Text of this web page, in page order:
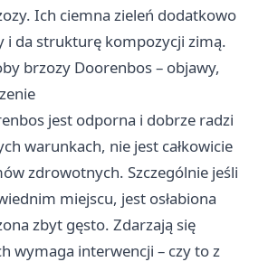
Ich ciemna zieleń dodatkowo
i da strukturę kompozycji zimą.
brzozy Doorenbos – objawy,
jest odporna i dobrze radzi
warunkach, nie jest całkowicie
zdrowotnych. Szczególnie jeśli
miejscu, jest osłabiona
zbyt gęsto. Zdarzają się
wymaga interwencji – czy to z